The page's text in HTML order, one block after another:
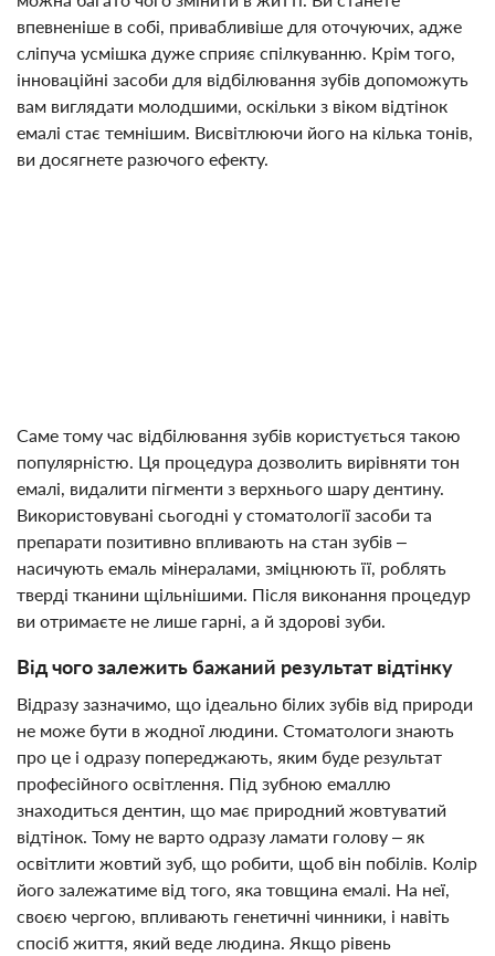
впевненіше в собі, привабливіше для оточуючих, адже
сліпуча усмішка дуже сприяє спілкуванню. Крім того,
інноваційні засоби для відбілювання зубів допоможуть
вам виглядати молодшими, оскільки з віком відтінок
емалі стає темнішим. Висвітлюючи його на кілька тонів,
ви досягнете разючого ефекту.
Саме тому час відбілювання зубів користується такою
популярністю. Ця процедура дозволить вирівняти тон
емалі, видалити пігменти з верхнього шару дентину.
Використовувані сьогодні у стоматології засоби та
препарати позитивно впливають на стан зубів –
насичують емаль мінералами, зміцнюють її, роблять
тверді тканини щільнішими. Після виконання процедур
ви отримаєте не лише гарні, а й здорові зуби.
Від чого залежить бажаний результат відтінку
Відразу зазначимо, що ідеально білих зубів від природи
не може бути в жодної людини. Стоматологи знають
про це і одразу попереджають, яким буде результат
професійного освітлення. Під зубною емаллю
знаходиться дентин, що має природний жовтуватий
відтінок. Тому не варто одразу ламати голову – як
освітлити жовтий зуб, що робити, щоб він побілів. Колір
його залежатиме від того, яка товщина емалі. На неї,
своєю чергою, впливають генетичні чинники, і навіть
спосіб життя, який веде людина. Якщо рівень